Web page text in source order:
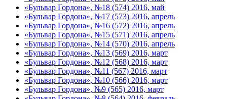
«Бульвар Гордона», №18 (574) 2016, май
«Бульвар Гордона», №17 (573) 2016, апрель
«Бульвар Гордона», №16 (572) 2016, апрель
«Бульвар Гордона», №15 (571) 2016, апрель
«Бульвар Гордона», №14 (570) 2016, апрель
«Бульвар Гордона», №13 (569) 2016, март
«Бульвар Гордона», №12 (568) 2016, март
«Бульвар Гордона», №11 (567) 2016, март
«Бульвар Гордона», №10 (566) 2016, март
«Бульвар Гордона», №9 (565) 2016, март